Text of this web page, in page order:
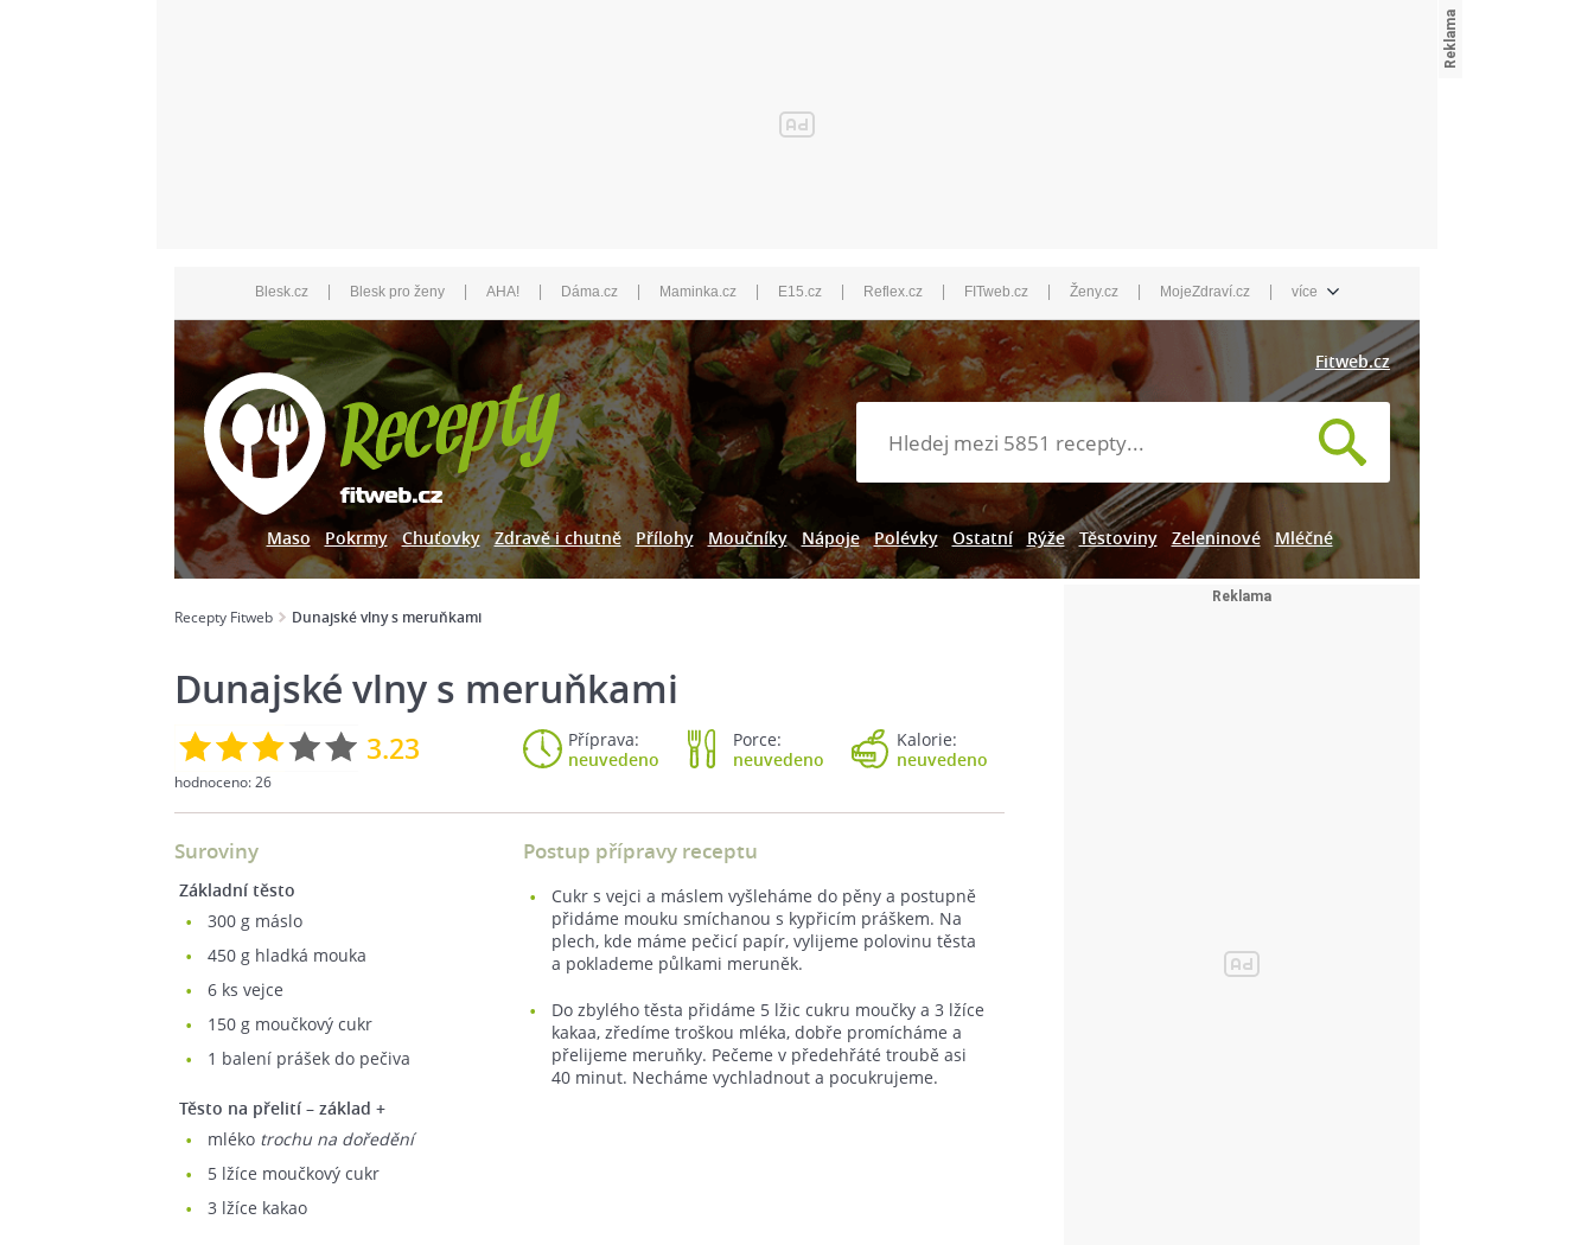
Blesk.cz | Blesk pro ženy | AHA! | Dáma.cz | Maminka.cz | E15.cz | Reflex.cz | FITweb.cz | Ženy.cz | MojeZdraví.cz | více
Fitweb.cz
Maso Pokrmy Chuťovky Zdravě i chutně Přílohy Moučníky Nápoje Polévky Ostatní Rýže Těstoviny Zeleninové Mléčné
Recepty Fitweb Dunajské vlny s meruňkami
Dunajské vlny s meruňkami
3.23
hodnoceno:26
Příprava:
neuvedeno
Porce:
neuvedeno
Kalorie:
neuvedeno
Suroviny
Základní těsto
300 g máslo
450 g hladká mouka
6 ks vejce
150 g moučkový cukr
1 balení prášek do pečiva
Těsto na přelití – základ +
mléko trochu na doředění
5 lžíce moučkový cukr
3 lžíce kakao
Postup přípravy receptu
Cukr s vejci a máslem vyšleháme do pěny a postupně
přidáme mouku smíchanou s kypřicím práškem. Na
plech, kde máme pečicí papír, vylijeme polovinu těsta
a poklademe půlkami meruněk.
Do zbylého těsta přidáme 5 lžic cukru moučky a 3 lžíce
kakaa, zředíme troškou mléka, dobře promícháme a
přelijeme meruňky. Pečeme v předehřáté troubě asi
40 minut. Necháme vychladnout a pocukrujeme.